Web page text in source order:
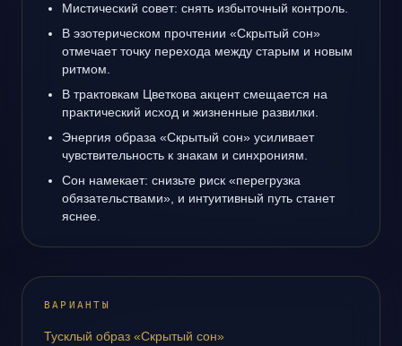
Мистический совет: снять избыточный контроль.
В эзотерическом прочтении «Скрытый сон»
отмечает точку перехода между старым и новым
ритмом.
В трактовкам Цветкова акцент смещается на
практический исход и жизненные развилки.
Энергия образа «Скрытый сон» усиливает
чувствительность к знакам и синхрониям.
Сон намекает: снизьте риск «перегрузка
обязательствами», и интуитивный путь станет
яснее.
ВАРИАНТЫ
Тусклый образ «Скрытый сон»